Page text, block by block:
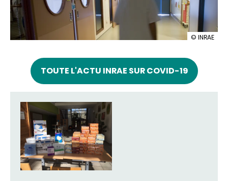
illustration
INRAE
solidaire
© INRAE
TOUTE L'ACTU INRAE SUR COVID-19